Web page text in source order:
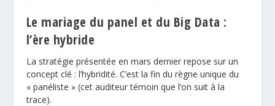
Le mariage du panel et du Big Data :
l’ère hybride
La stratégie présentée en mars dernier repose sur un
concept clé : l’hybridité. C’est la fin du règne unique du
« panéliste » (cet auditeur témoin que l’on suit à la
trace).